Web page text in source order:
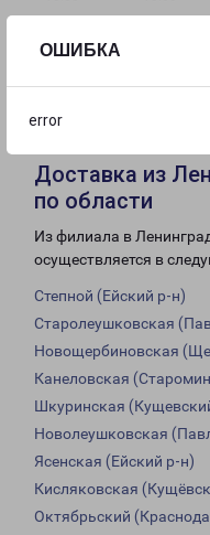
ОШИБКА
error
18:00
14:00
Доставка из
по области
Из филиала в
осуществляется в
Степной (Ейский р-н)
Старолеушковская
Новощербиновская
Канеловская
Шкуринская
Новолеушковская
Ясенская (Ейский р-н)
Кисляковская
Октябрьский